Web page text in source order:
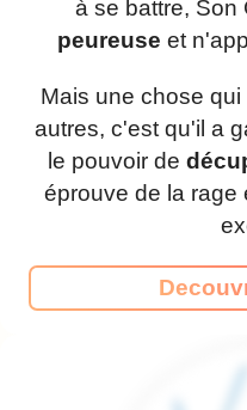
à se battre, Son
peureuse et
Mais une chose
autres, c'est qu'il a
le pouvoir de
éprouve de la rage